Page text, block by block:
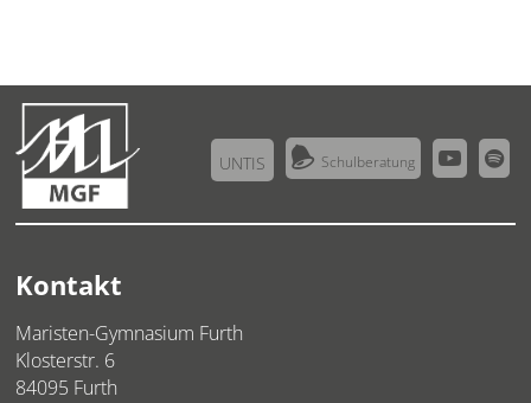


 Schulberatung
UNTIS
Kontakt
Maristen-Gymnasium Furth
Klosterstr. 6
84095 Furth